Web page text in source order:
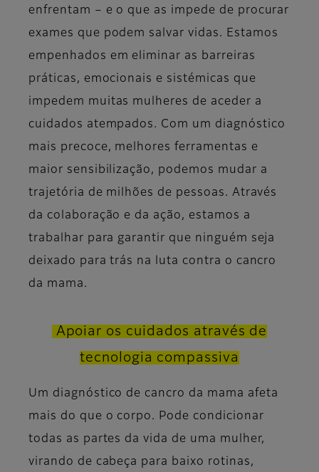
enfrentam – e o que as impede de procurar
exames que podem salvar vidas. Estamos
empenhados em eliminar as barreiras
práticas, emocionais e sistémicas que
impedem muitas mulheres de aceder a
cuidados atempados. Com um diagnóstico
mais precoce, melhores ferramentas e
maior sensibilização, podemos mudar a
trajetória de milhões de pessoas. Através
da colaboração e da ação, estamos a
trabalhar para garantir que ninguém seja
deixado para trás na luta contra o cancro
da mama.
Apoiar os cuidados através de
tecnologia compassiva
Um diagnóstico de cancro da mama afeta
mais do que o corpo. Pode condicionar
todas as partes da vida de uma mulher,
virando de cabeça para baixo rotinas,